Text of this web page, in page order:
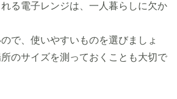
る電子レンジは、一人暮らしに欠か
で、使いやすいものを選びましょ
のサイズを測っておくことも大切で